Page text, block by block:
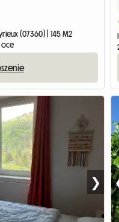
(07360) | 145 M2
❯